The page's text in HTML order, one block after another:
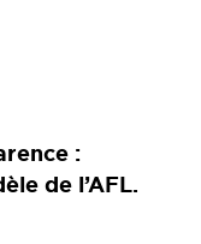
:
de l’AFL.